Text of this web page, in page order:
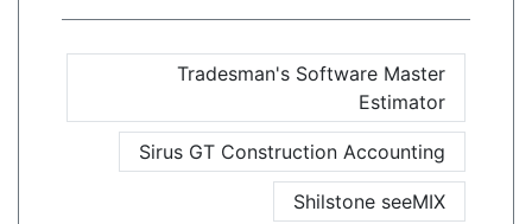
Tradesman's Software Master
Estimator
Sirus GT Construction Accounting
Shilstone seeMIX